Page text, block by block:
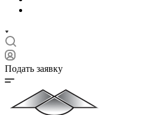
Подать заявку